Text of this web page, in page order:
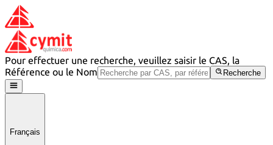
Pour effectuer une recherche, veuillez saisir le CAS, la
Référence ou le Nom
Recherche
Français